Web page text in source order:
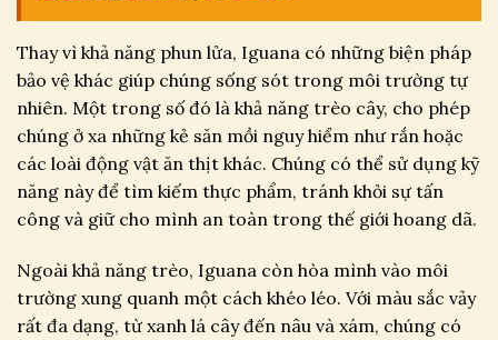
Thay vì khả năng phun lửa, Iguana có những biện pháp
bảo vệ khác giúp chúng sống sót trong môi trường tự
nhiên. Một trong số đó là khả năng trèo cây, cho phép
chúng ở xa những kẻ săn mồi nguy hiểm như rắn hoặc
các loài động vật ăn thịt khác. Chúng có thể sử dụng kỹ
năng này để tìm kiếm thực phẩm, tránh khỏi sự tấn
công và giữ cho mình an toàn trong thế giới hoang dã.
Ngoài khả năng trèo, Iguana còn hòa mình vào môi
trường xung quanh một cách khéo léo. Với màu sắc vảy
rất đa dạng, từ xanh lá cây đến nâu và xám, chúng có